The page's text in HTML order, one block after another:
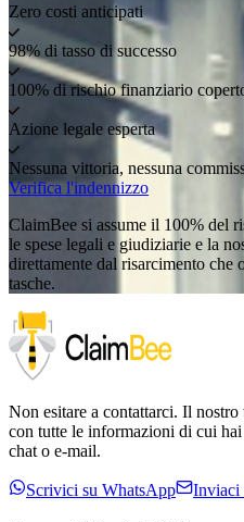
Zero costi anticipati
98% di tasso di successo
100% di rischio finanziario
Azione legale esperta
Nessuna vittoria, nessuna
Verifica l'indennizzo
ClaimBee si assume il 100% del
le spese legali e giudiziarie e la
direttamente dal risarcimento che
tasche.
Non esitare a contattarci. Il
con tutte le informazioni di cui
chat o e-mail.
Scrivici su WhatsApp Inviaci